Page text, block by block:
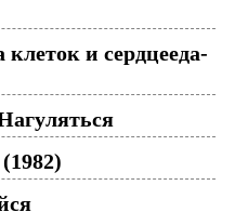
клеток и сердцееда-